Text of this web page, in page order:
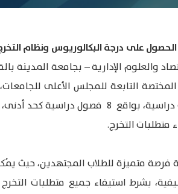
على درجة البكالوريوس ونظام
التابعة للمجلس الأعلى
متطلبات التخرج.